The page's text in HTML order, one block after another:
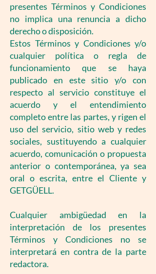
presentes Términos y Condiciones
no implica una renuncia a dicho
derecho o disposición.
Estos Términos y Condiciones y/o
cualquier política o regla de
funcionamiento que se haya
publicado en este sitio y/o con
respecto al servicio constituye el
acuerdo y el entendimiento
completo entre las partes, y rigen el
uso del servicio, sitio web y redes
sociales, sustituyendo a cualquier
acuerdo, comunicación o propuesta
anterior o contemporánea, ya sea
oral o escrita, entre el Cliente y
GETGÜELL.
Cualquier ambigüedad en la
interpretación de los presentes
Términos y Condiciones no se
interpretará en contra de la parte
redactora.